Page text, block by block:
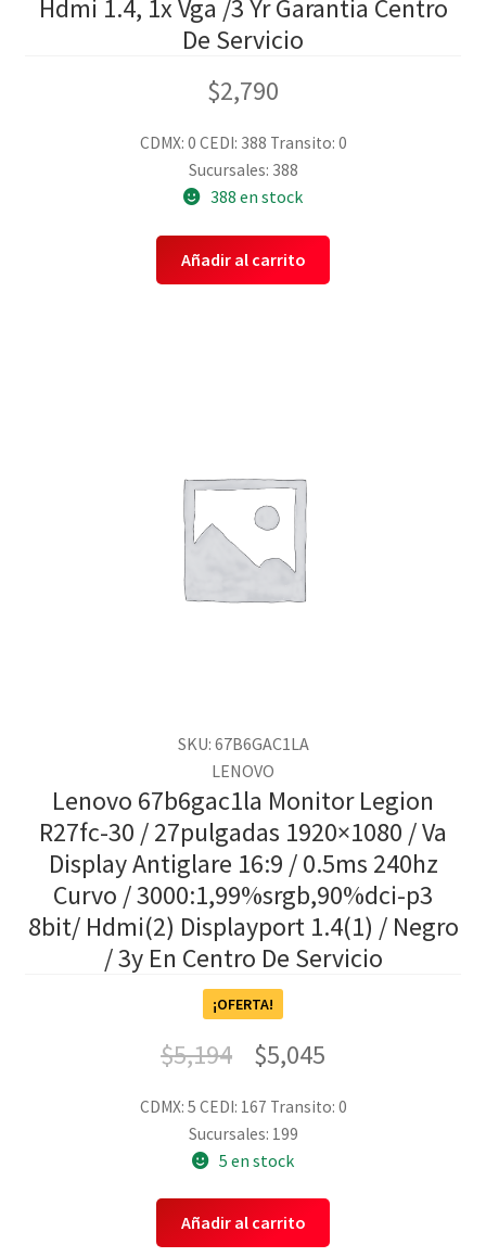
Hdmi 1.4, 1x Vga /3 Yr Garantia Centro
De Servicio
$2,790
CDMX: 0 CEDI: 388 Transito: 0
Sucursales: 388
388 en stock
Añadir al carrito
SKU: 67B6GAC1LA
LENOVO
Lenovo 67b6gac1la Monitor Legion
R27fc-30 / 27pulgadas 1920×1080 / Va
Display Antiglare 16:9 / 0.5ms 240hz
Curvo / 3000:1,99%srgb,90%dci-p3
8bit/ Hdmi(2) Displayport 1.4(1) / Negro
/ 3y En Centro De Servicio
¡OFERTA!
$5,194 $5,045
CDMX: 5 CEDI: 167 Transito: 0
Sucursales: 199
5 en stock
Añadir al carrito